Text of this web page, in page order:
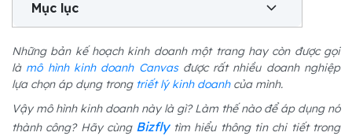
Mục lục
Những bản kế hoạch kinh doanh một trang hay còn được gọi
là mô hình kinh doanh Canvasđược rất nhiều doanh nghiệp
lựa chọn áp dụng trong triết lý kinh doanhcủa mình.
Vậy mô hình kinh doanh này là gì? Làm thế nào để áp dụng nó
thành công? Hãy cùng Bizfly tìm hiểu thông tin chi tiết trong